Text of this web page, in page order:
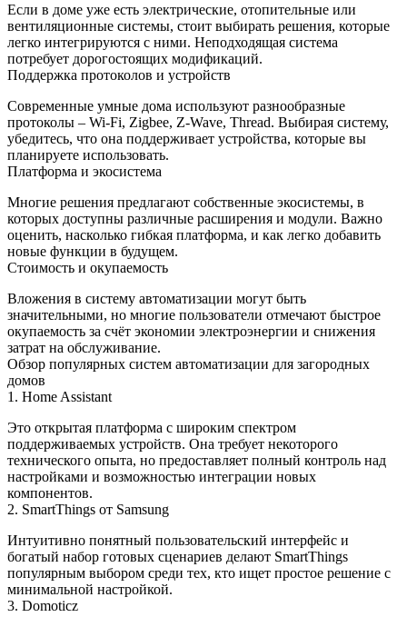
Если в доме уже есть электрические, отопительные или
вентиляционные системы, стоит выбирать решения, которые
легко интегрируются с ними. Неподходящая система
потребует дорогостоящих модификаций.
Поддержка протоколов и устройств
Современные умные дома используют разнообразные
протоколы – Wi‑Fi, Zigbee, Z‑Wave, Thread. Выбирая систему,
убедитесь, что она поддерживает устройства, которые вы
планируете использовать.
Платформа и экосистема
Многие решения предлагают собственные экосистемы, в
которых доступны различные расширения и модули. Важно
оценить, насколько гибкая платформа, и как легко добавить
новые функции в будущем.
Стоимость и окупаемость
Вложения в систему автоматизации могут быть
значительными, но многие пользователи отмечают быстрое
окупаемость за счёт экономии электроэнергии и снижения
затрат на обслуживание.
Обзор популярных систем автоматизации для загородных
домов
1. Home Assistant
Это открытая платформа с широким спектром
поддерживаемых устройств. Она требует некоторого
технического опыта, но предоставляет полный контроль над
настройками и возможностью интеграции новых
компонентов.
2. SmartThings от Samsung
Интуитивно понятный пользовательский интерфейс и
богатый набор готовых сценариев делают SmartThings
популярным выбором среди тех, кто ищет простое решение с
минимальной настройкой.
3. Domoticz